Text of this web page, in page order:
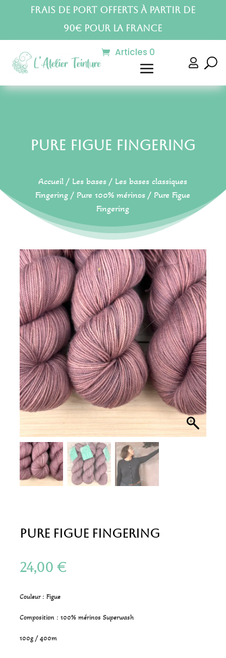
Frais de port offerts à partir de
90€ pour la France
Articles 0

Pure Figue Fingering
Accueil / Les bases / Les bases classiques
Fingering / Pure 100% mérinos / Pure Figue
Fingering
Pure Figue Fingering
24,00 €
Couleur : Figue
Composition : 100% mérinos Superwash
100g / 400m